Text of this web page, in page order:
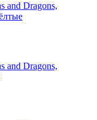
and Dragons,
and Dragons,